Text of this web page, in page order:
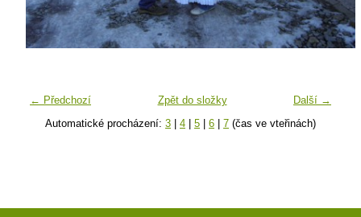
← Předchozí Další →
Zpět do složky
Automatické procházení: 3 | 4 | 5 | 6 | 7 (čas ve vteřinách)